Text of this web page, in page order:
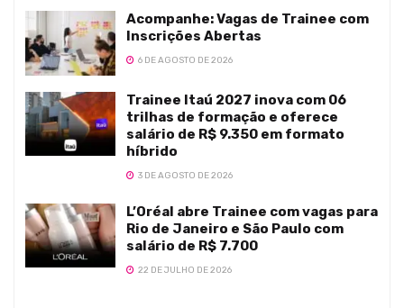
Acompanhe: Vagas de Trainee com
Inscrições Abertas
6 DE AGOSTO DE 2026
Trainee Itaú 2027 inova com 06
trilhas de formação e oferece
salário de R$ 9.350 em formato
híbrido
3 DE AGOSTO DE 2026
L’Oréal abre Trainee com vagas para
Rio de Janeiro e São Paulo com
salário de R$ 7.700
22 DE JULHO DE 2026